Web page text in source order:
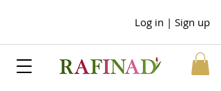
Log in | Sign up